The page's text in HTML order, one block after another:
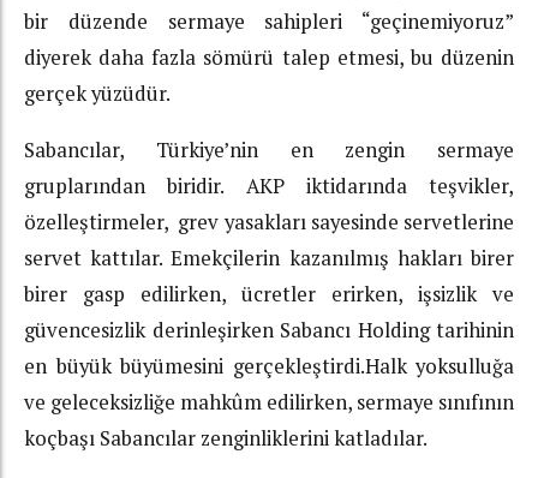
bir düzende sermaye sahipleri “geçinemiyoruz”
diyerek daha fazla sömürü talep etmesi, bu düzenin
gerçek yüzüdür.
Sabancılar, Türkiye’nin en zengin sermaye
gruplarından biridir. AKP iktidarında teşvikler,
özelleştirmeler, grev yasakları sayesinde servetlerine
servet kattılar. Emekçilerin kazanılmış hakları birer
birer gasp edilirken, ücretler erirken, işsizlik ve
güvencesizlik derinleşirken Sabancı Holding tarihinin
en büyük büyümesini gerçekleştirdi.Halk yoksulluğa
ve geleceksizliğe mahkûm edilirken, sermaye sınıfının
koçbaşı Sabancılar zenginliklerini katladılar.